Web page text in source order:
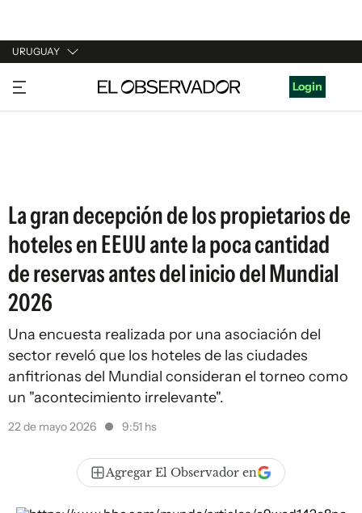
URUGUAY
URUGUAY
ARGENTINA
Login
La gran decepción de los propietarios de
hoteles en EEUU ante la poca cantidad
de reservas antes del inicio del Mundial
2026
Una encuesta realizada por una asociación del
sector reveló que los hoteles de las ciudades
anfitrionas del Mundial consideran el torneo como
un "acontecimiento irrelevante".
22 de mayo 2026 9:51 hs
Agregar El Observador en